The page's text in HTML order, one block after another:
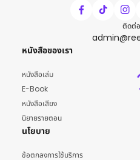
ติดต่อ
หนังสือของเรา
หนังสือเล่ม
E-Book
หนังสือเสียง
นิยายรายตอน
นโยบาย
ข้อตกลงการใช้บริการ